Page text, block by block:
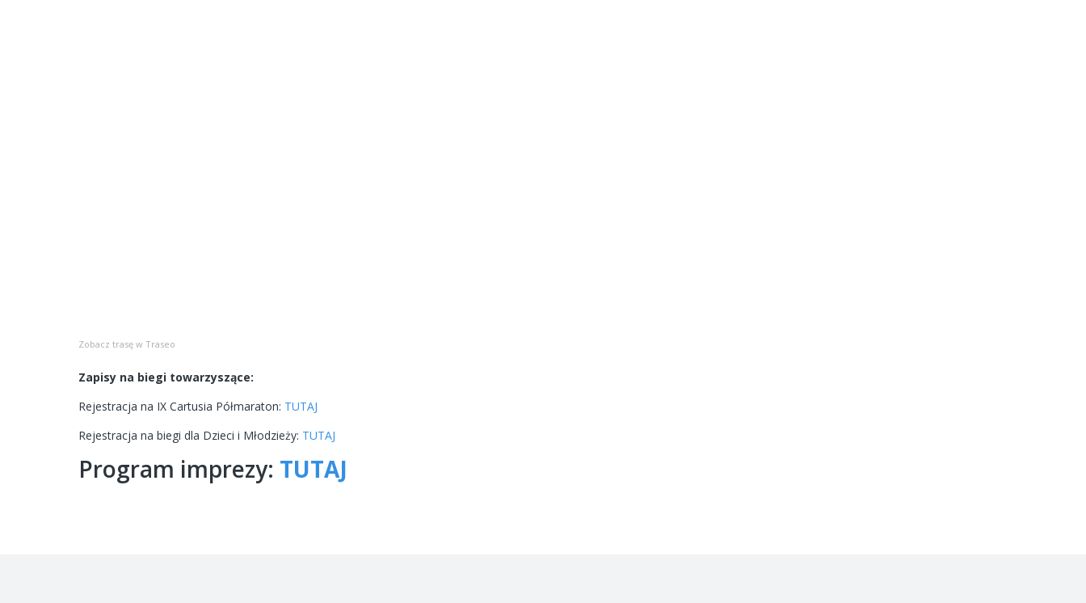
Zobacz trasę w Traseo
Zapisy na biegi towarzyszące:
Rejestracja na IX Cartusia Półmaraton: TUTAJ
Rejestracja na biegi dla Dzieci i Młodzieży: TUTAJ
Program imprezy: TUTAJ